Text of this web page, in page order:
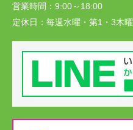
営業時間： 9:00～18:00
定休日： 毎週水曜・第1・3木曜